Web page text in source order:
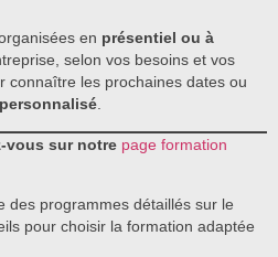
en présentiel ou à
selon vos besoins et vos
connaître les prochaines dates ou
vous sur notre page formation
des programmes détaillés sur le
pour choisir la formation adaptée